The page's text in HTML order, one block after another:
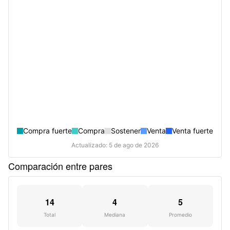
Compra fuerte Compra Sostener Venta Venta fuerte
Actualizado: 5 de ago de 2026
Comparación entre pares
14
Total
4
Mediana
5
Promedio